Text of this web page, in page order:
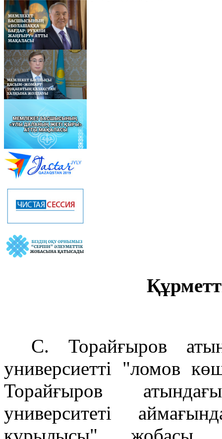
С. Торайғыров
универсиетті "ломов
Торайғыров
университеті